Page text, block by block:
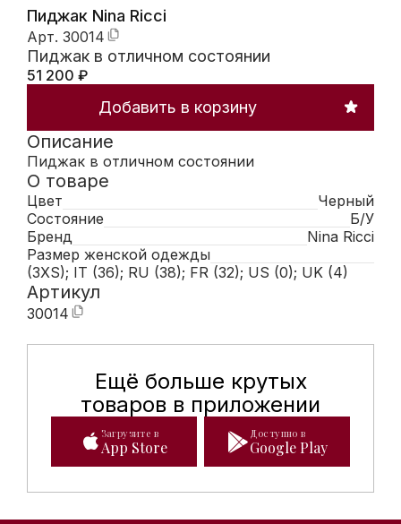
Пиджак Nina Ricci
Арт. 30014
Пиджак в отличном состоянии
51 200 ₽
Добавить в корзину
Описание
Пиджак в отличном состоянии
О товаре
Цвет
Черный
Состояние
Б/У
Бренд
Nina Ricci
Размер женской одежды
(3XS); IT (36); RU (38); FR (32); US (0); UK (4)
Артикул
30014
Ещё больше крутых
товаров в приложении
Мобильное приложение
Загрузите в
App Store
Доступно в
Google Play